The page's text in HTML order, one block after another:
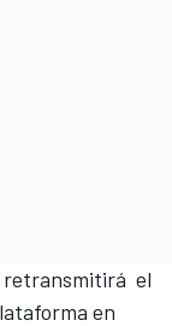
retransmitirá el
en